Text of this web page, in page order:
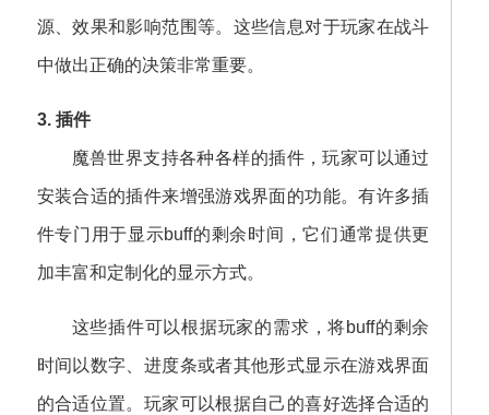
源、效果和影响范围等。这些信息对于玩家在战斗
中做出正确的决策非常重要。
3. 插件
魔兽世界支持各种各样的插件，玩家可以通过
安装合适的插件来增强游戏界面的功能。有许多插
件专门用于显示buff的剩余时间，它们通常提供更
加丰富和定制化的显示方式。
这些插件可以根据玩家的需求，将buff的剩余
时间以数字、进度条或者其他形式显示在游戏界面
的合适位置。玩家可以根据自己的喜好选择合适的